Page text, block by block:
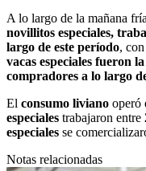
A lo largo de la mañana
novillitos especiales,
largo de este período,
vacas especiales fueron
compradores a lo largo
El consumo liviano operó
especiales trabajaron entre
especiales se
Notas relacionadas